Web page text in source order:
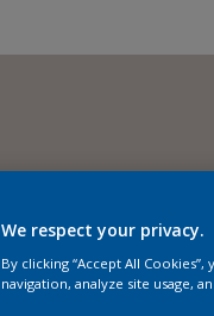
We respect your privacy.
By clicking “Accept All
navigation, analyze site usage,